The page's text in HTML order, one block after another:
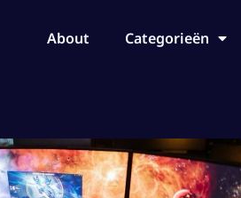
About Categorieën